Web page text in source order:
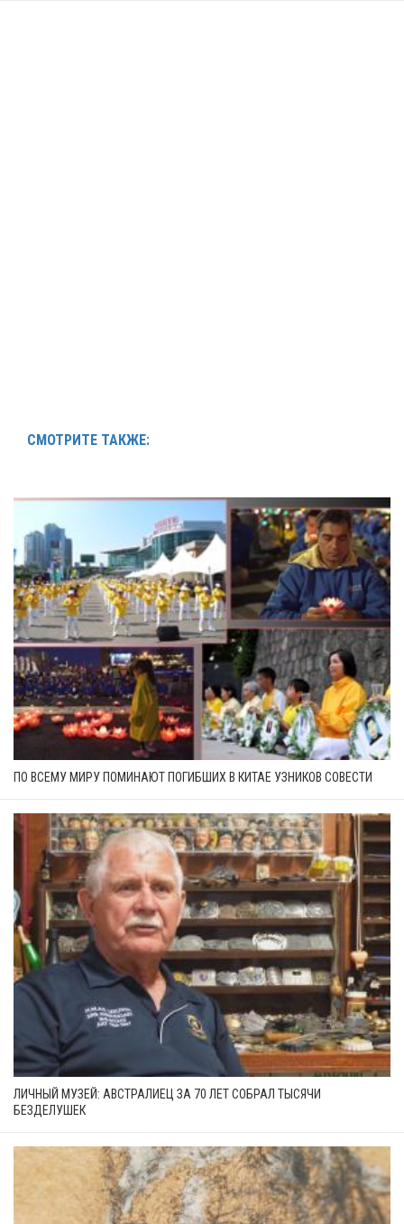
СМОТРИТЕ ТАКЖЕ:
ПО ВСЕМУ МИРУ ПОМИНАЮТ ПОГИБШИХ В КИТАЕ УЗНИКОВ СОВЕСТИ
ЛИЧНЫЙ МУЗЕЙ: АВСТРАЛИЕЦ ЗА 70 ЛЕТ СОБРАЛ ТЫСЯЧИ
БЕЗДЕЛУШЕК